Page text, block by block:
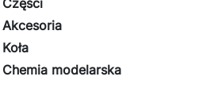
Akcesoria
Koła
Chemia modelarska